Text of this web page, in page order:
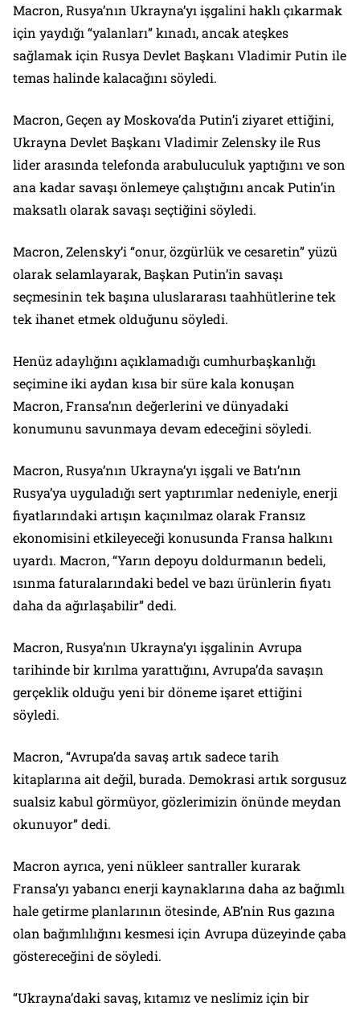
Macron, Rusya’nın Ukrayna’yı işgalini haklı çıkarmak
için yaydığı “yalanları” kınadı, ancak ateşkes
sağlamak için Rusya Devlet Başkanı Vladimir Putin ile
temas halinde kalacağını söyledi.
Macron, Geçen ay Moskova’da Putin’i ziyaret ettiğini,
Ukrayna Devlet Başkanı Vladimir Zelensky ile Rus
lider arasında telefonda arabuluculuk yaptığını ve son
ana kadar savaşı önlemeye çalıştığını ancak Putin’in
maksatlı olarak savaşı seçtiğini söyledi.
Macron, Zelensky’i “onur, özgürlük ve cesaretin” yüzü
olarak selamlayarak, Başkan Putin’in savaşı
seçmesinin tek başına uluslararası taahhütlerine tek
tek ihanet etmek olduğunu söyledi.
Henüz adaylığını açıklamadığı cumhurbaşkanlığı
seçimine iki aydan kısa bir süre kala konuşan
Macron, Fransa’nın değerlerini ve dünyadaki
konumunu savunmaya devam edeceğini söyledi.
Macron, Rusya’nın Ukrayna’yı işgali ve Batı’nın
Rusya’ya uyguladığı sert yaptırımlar nedeniyle, enerji
fiyatlarındaki artışın kaçınılmaz olarak Fransız
ekonomisini etkileyeceği konusunda Fransa halkını
uyardı. Macron, “Yarın depoyu doldurmanın bedeli,
ısınma faturalarındaki bedel ve bazı ürünlerin fiyatı
daha da ağırlaşabilir” dedi.
Macron, Rusya’nın Ukrayna’yı işgalinin Avrupa
tarihinde bir kırılma yarattığını, Avrupa’da savaşın
gerçeklik olduğu yeni bir döneme işaret ettiğini
söyledi.
Macron, “Avrupa’da savaş artık sadece tarih
kitaplarına ait değil, burada. Demokrasi artık sorgusuz
sualsiz kabul görmüyor, gözlerimizin önünde meydan
okunuyor” dedi.
Macron ayrıca, yeni nükleer santraller kurarak
Fransa’yı yabancı enerji kaynaklarına daha az bağımlı
hale getirme planlarının ötesinde, AB’nin Rus gazına
olan bağımlılığını kesmesi için Avrupa düzeyinde çaba
göstereceğini de söyledi.
“Ukrayna’daki savaş, kıtamız ve neslimiz için bir